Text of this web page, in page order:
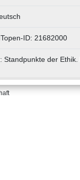
ID: 21682000
Standpunkte der